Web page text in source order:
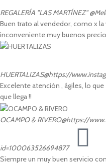
REGALERÍA "LAS MARTÍNEZ"
Buen trato al vendedor, como x
inconveniente muy buenos
HUERTALIZAS@https://
Excelente atención , ágiles, lo
que llega !!
OCAMPO & RIVERO@https://
id=100063526694877
Siempre un muy buen servicio